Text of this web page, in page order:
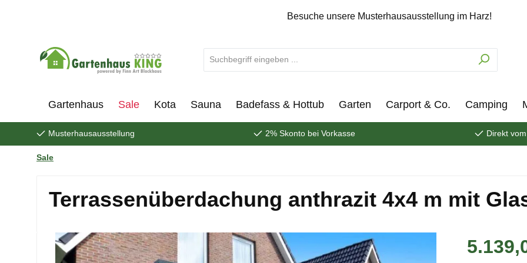
Besuche unsere Musterhausausstellung im Harz!
Gartenhaus Sale Kota Sauna Badefass & Hottub Garten Carport & Co. Camping
Musterhausausstellung 2% Skonto bei Vorkasse Direkt
Sale
Terrassenüberdachung anthrazit 4x4 m mit
Bildergalerie überspringen